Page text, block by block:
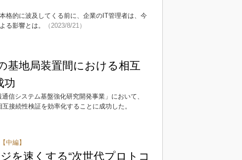
格的に波及してくる前に、企業のIT管理者は、今
る影響とは。
（2023/8/21）
基地局装置間における相互
功
信システム基盤強化研究開発事業」において、
接続性検証を効率化することに成功した。
中編】
を速くする“次世代プロトコ